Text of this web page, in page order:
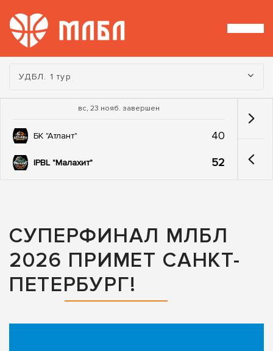
Турнир:
УДБЛ. 1 тур
вс, 23 нояб. завершен
БК "Атлант" 40
IPBL "Малахит" 52
СУПЕРФИНАЛ МЛБЛ
2026 ПРИМЕТ САНКТ-
ПЕТЕРБУРГ!